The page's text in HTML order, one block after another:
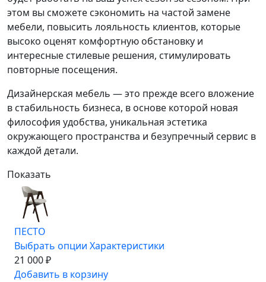
этом вы сможете сэкономить на частой замене
мебели, повысить лояльность клиентов, которые
высоко оценят комфортную обстановку и
интересные стилевые решения, стимулировать
повторные посещения.
Дизайнерская мебель — это прежде всего вложение
в стабильность бизнеса, в основе которой новая
философия удобства, уникальная эстетика
окружающего пространства и безупречный сервис в
каждой детали.
Показать
ПЕСТО
Выбрать опции Характеристики
21 000 ₽
Добавить в корзину